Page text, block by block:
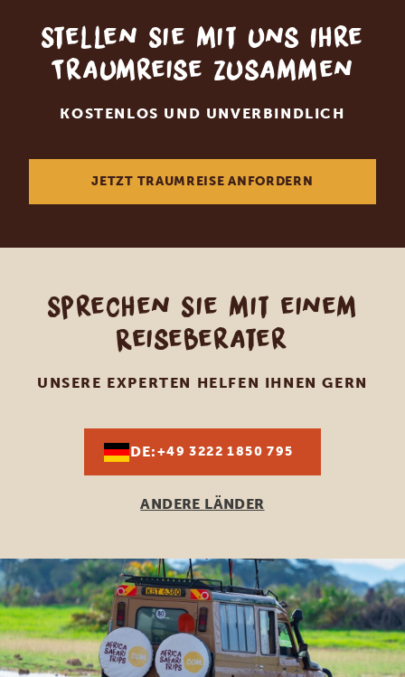
Stellen Sie mit uns Ihre
Traumreise zusammen
KOSTENLOS UND UNVERBINDLICH
JETZT TRAUMREISE ANFORDERN
Sprechen Sie mit einem
Reiseberater
UNSERE EXPERTEN HELFEN IHNEN GERN
DE:+49 3222 1850 795
ANDERE LÄNDER